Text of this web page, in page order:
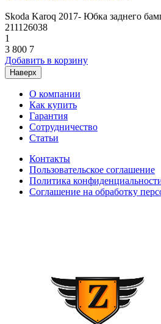
Skoda Karoq 2017- Юбка заднего
211126038
1
3 800 7
Добавить в корзину
Наверх
О компании
Как купить
Гарантия
Сотрудничество
Статьи
Контакты
Пользовательское соглашение
Политика
Соглашение на обработку